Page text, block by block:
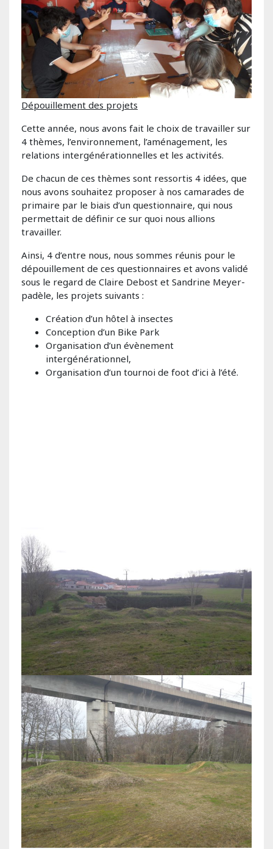
Dépouillement des projets
Cette année, nous avons fait le choix de travailler sur
4 thèmes, l’environnement, l’aménagement, les
relations intergénérationnelles et les activités.
De chacun de ces thèmes sont ressortis 4 idées, que
nous avons souhaitez proposer à nos camarades de
primaire par le biais d’un questionnaire, qui nous
permettait de définir ce sur quoi nous allions
travailler.
Ainsi, 4 d’entre nous, nous sommes réunis pour le
dépouillement de ces questionnaires et avons validé
sous le regard de Claire Debost et Sandrine Meyer-
padèle, les projets suivants :
Création d’un hôtel à insectes
Conception d’un Bike Park
Organisation d’un évènement
intergénérationnel,
Organisation d’un tournoi de foot d’ici à l’été.